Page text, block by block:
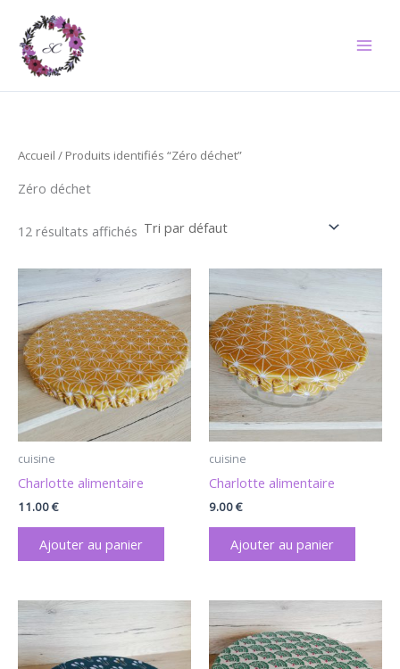
contenu
Accueil / Produits identifiés “Zéro déchet”
Zéro déchet
12 résultats affichés
cuisine
Charlotte alimentaire
11.00€
Ajouter au panier
cuisine
Charlotte alimentaire
9.00€
Ajouter au panier